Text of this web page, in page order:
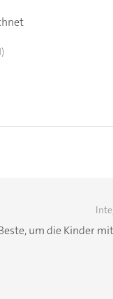
um die Kinder